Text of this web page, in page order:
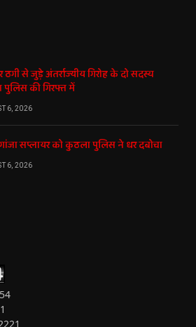
ठगी से जुड़े अंतर्राज्यीय गिरोह के दो सदस्य
की गिरफ्त में
6, 2026
सप्लायर को कुठला पुलिस ने धर दबोचा
6, 2026